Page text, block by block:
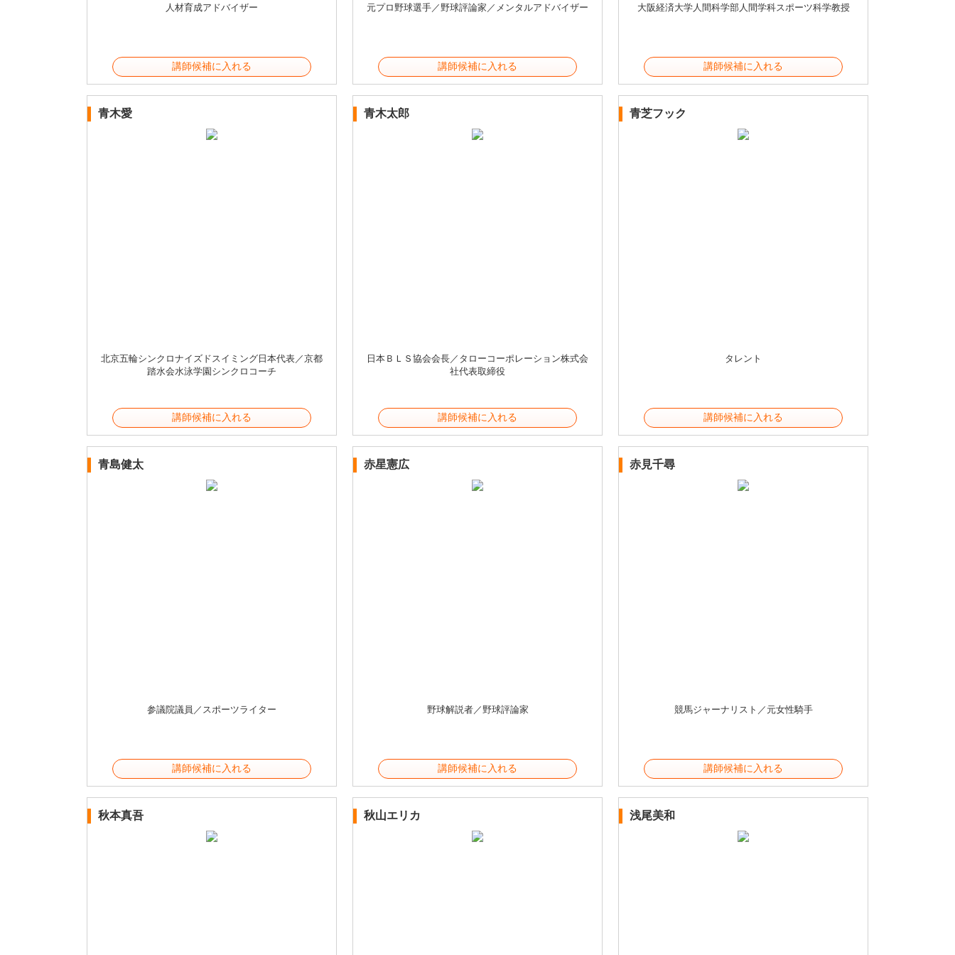
人材育成アドバイザー
講師候補に入れる
元プロ野球選手／野球評論家／メンタルアドバイザー
講師候補に入れる
大阪経済大学人間科学部人間学科スポーツ科学教授
講師候補に入れる
青木愛
北京五輪シンクロナイズドスイミング日本代表／京都
踏水会水泳学園シンクロコーチ
講師候補に入れる
青木太郎
日本ＢＬＳ協会会長／タローコーポレーション株式会
社代表取締役
講師候補に入れる
青芝フック
タレント
講師候補に入れる
青島健太
参議院議員／スポーツライター
講師候補に入れる
赤星憲広
野球解説者／野球評論家
講師候補に入れる
赤見千尋
競馬ジャーナリスト／元女性騎手
講師候補に入れる
秋本真吾 秋山エリカ 浅尾美和